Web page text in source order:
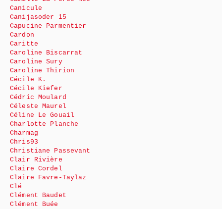
Canicule
Canijasoder 15
Capucine Parmentier
Cardon
Caritte
Caroline Biscarrat
Caroline Sury
Caroline Thirion
Cécile K.
Cécile Kiefer
Cédric Moulard
Céleste Maurel
Céline Le Gouail
Charlotte Planche
Charmag
Chris93
Christiane Passevant
Clair Rivière
Claire Cordel
Claire Favre-Taylaz
Clé
Clément Baudet
Clément Buée